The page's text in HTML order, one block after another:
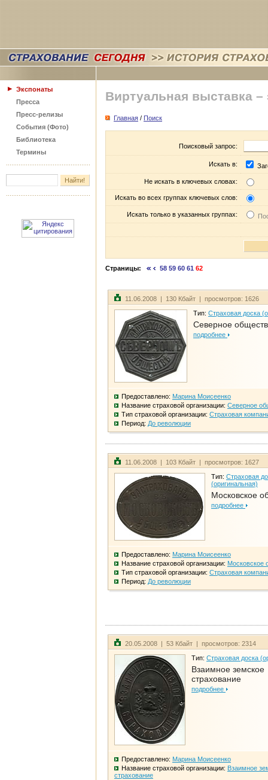
Экспонаты
Пресса
Пресс-релизы
События (Фото)
Библиотека
Термины
Виртуальная выставка –
Главная / Поиск
Поисковый запрос:
Искать в:
Не искать в ключевых словах:
Искать во всех группах ключевых слов:
Искать только в указанных группах:
Страницы: 58 59 60 61 62
11.06.2008 | 130 Кбайт | просмотров: 1626
Тип: Страховая доска
Северное
подробнее
Предоставлено: Марина Моисеенко
Название страховой организации: Северное
Тип страховой организации: Страховая
Период: До революции
11.06.2008 | 103 Кбайт | просмотров: 1627
Тип: Страховая
(оригинальная)
Московское
подробнее
Предоставлено: Марина Моисеенко
Название страховой организации: Московское
Тип страховой организации: Страховая
Период: До революции
20.05.2008 | 53 Кбайт | просмотров: 2314
Тип: Страховая доска
Взаимное земское
страхование
подробнее
Предоставлено: Марина Моисеенко
Название страховой организации: Взаимное
страхование